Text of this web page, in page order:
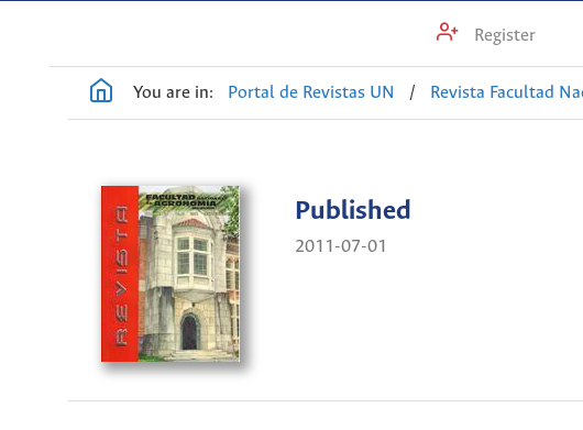
Register
You are in: Portal de Revistas UN / Revista Facultad
Published
2011-07-01